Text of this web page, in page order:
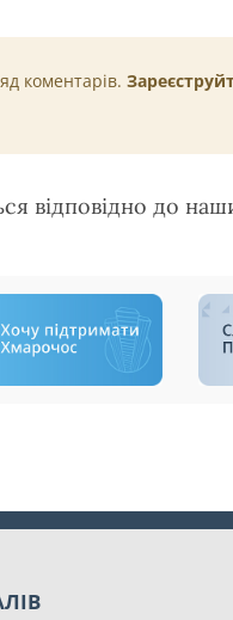
коментарів.
відповідно до